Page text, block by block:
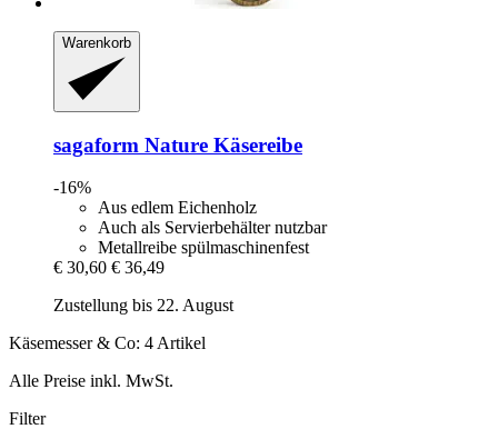
Warenkorb
sagaform Nature Käsereibe
-16%
Aus edlem Eichenholz
Auch als Servierbehälter nutzbar
Metallreibe spülmaschinenfest
€ 30,60 € 36,49
Zustellung bis 22. August
Käsemesser & Co: 4 Artikel
Alle Preise inkl. MwSt.
Filter